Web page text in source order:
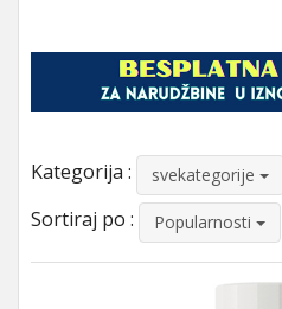
Kategorija : svekategorije
Sortiraj po : Popularnosti